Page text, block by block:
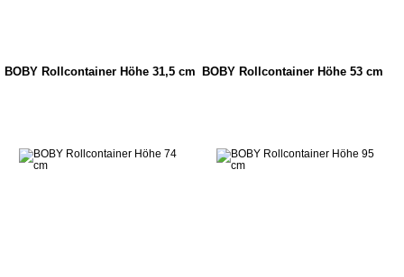
BOBY Rollcontainer Höhe 31,5 cm BOBY Rollcontainer Höhe 53 cm